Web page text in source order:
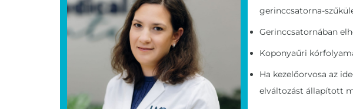
gerinccsatorna-
Gerinccsatornában
Koponyaűri
Ha kezelőorvosa az
elváltozást állapított